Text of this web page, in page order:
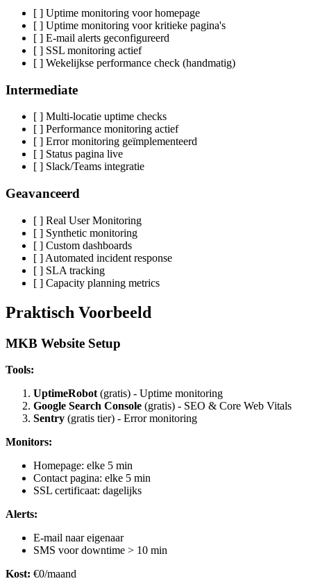
[ ] Uptime monitoring voor homepage
[ ] Uptime monitoring voor kritieke pagina's
[ ] E-mail alerts geconfigureerd
[ ] SSL monitoring actief
[ ] Wekelijkse performance check (handmatig)
Intermediate
[ ] Multi-locatie uptime checks
[ ] Performance monitoring actief
[ ] Error monitoring geïmplementeerd
[ ] Status pagina live
[ ] Slack/Teams integratie
Geavanceerd
[ ] Real User Monitoring
[ ] Synthetic monitoring
[ ] Custom dashboards
[ ] Automated incident response
[ ] SLA tracking
[ ] Capacity planning metrics
Praktisch Voorbeeld
MKB Website Setup
Tools:
UptimeRobot (gratis) - Uptime monitoring
Google Search Console (gratis) - SEO & Core Web Vitals
Sentry (gratis tier) - Error monitoring
Monitors:
Homepage: elke 5 min
Contact pagina: elke 5 min
SSL certificaat: dagelijks
Alerts:
E-mail naar eigenaar
SMS voor downtime > 10 min
Kost: €0/maand